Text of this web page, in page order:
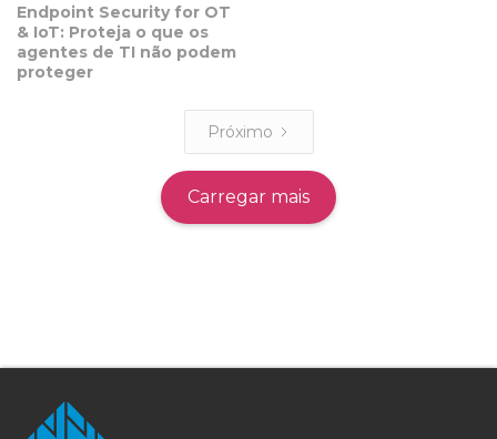
Endpoint Security for OT
& IoT: Proteja o que os
agentes de TI não podem
proteger
Próximo
Carregar mais